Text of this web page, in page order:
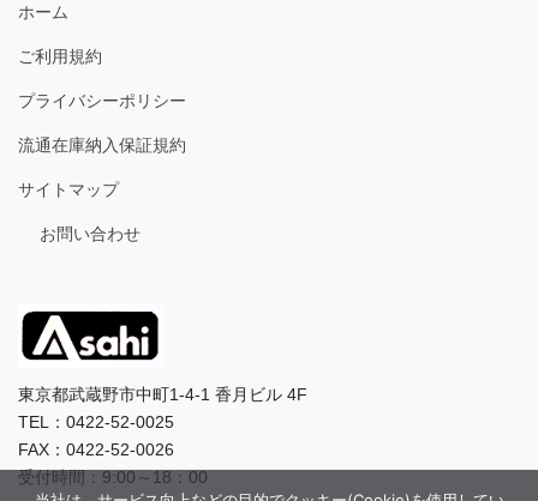
ホーム
ご利用規約
プライバシーポリシー
流通在庫納入保証規約
サイトマップ
お問い合わせ
東京都武蔵野市中町1-4-1 香月ビル 4F
TEL：0422-52-0025
FAX：0422-52-0026
受付時間：9:00～18：00